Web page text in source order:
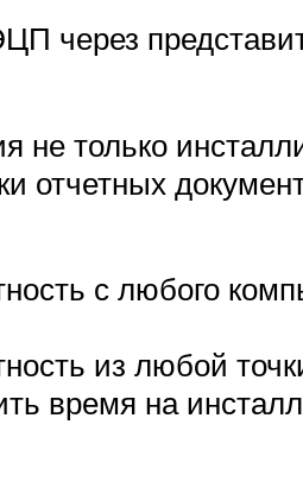
через
не только
отчетных
с любого
из любой
время на